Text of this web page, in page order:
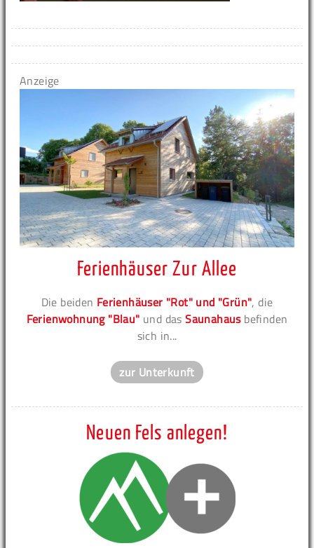
Anzeige
Ferienhäuser Zur Allee
Die beiden Ferienhäuser "Rot" und "Grün", die
Ferienwohnung "Blau" und dasSaunahausbefinden
sich in...
zur Unterkunft
Neuen Fels anlegen!